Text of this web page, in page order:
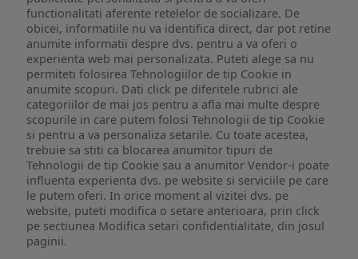
functionalitati aferente retelelor de socializare. De
obicei, informatiile nu va identifica direct, dar pot retine
anumite informatii despre dvs. pentru a va oferi o
experienta web mai personalizata. Puteti alege sa nu
permiteti folosirea Tehnologiilor de tip Cookie in
anumite scopuri. Dati click pe diferitele rubrici ale
categoriilor de mai jos pentru a afla mai multe despre
scopurile in care putem folosi Tehnologii de tip Cookie
si pentru a va personaliza setarile. Cu toate acestea,
trebuie sa stiti ca blocarea anumitor tipuri de
Tehnologii de tip Cookie sau a anumitor Vendor-i poate
influenta experienta dvs. pe website si serviciile pe care
le putem oferi. In orice moment al vizitei dvs. pe
website, puteti modifica o setare anterioara, prin click
pe sectiunea Modifica setari confidentialitate, din josul
paginii.